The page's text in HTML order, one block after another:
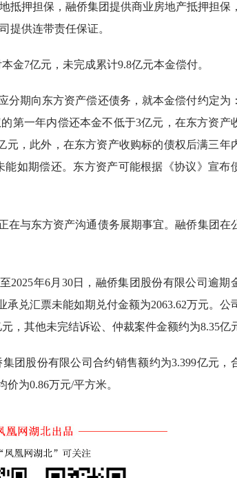
抵押担保，融侨集团提供商业房地产抵押担保
提供连带责任保证。
金7亿元，未完成累计9.8亿元本金偿付。
分期向东方资产偿还债务，就本金偿付约定为
第一年内偿还本金不低于3亿元，在东方资产
元，此外，在东方资产收购标的债权后满三年
如期偿还。东方资产可能根据《协议》宣布
在与东方资产沟通债务展期事宜。融侨集团在
2025年6月30日，融侨集团股份有限公司逾期
承兑汇票未能如期兑付金额为2063.62万元。公
，其他未完结诉讼、仲裁案件金额约为8.35亿
团股份有限公司合约销售额约为3.399亿元，
为0.86万元/平方米。